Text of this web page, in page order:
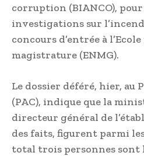
corruption (BIANCO),
investigations sur
concours d’entrée à
magistrature (ENMG).
Le dossier déféré, hier,
(PAC), indique que la
directeur général de
des faits, figurent parmi
total trois personnes sont